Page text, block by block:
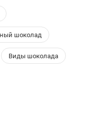
шоколад
Виды шоколада